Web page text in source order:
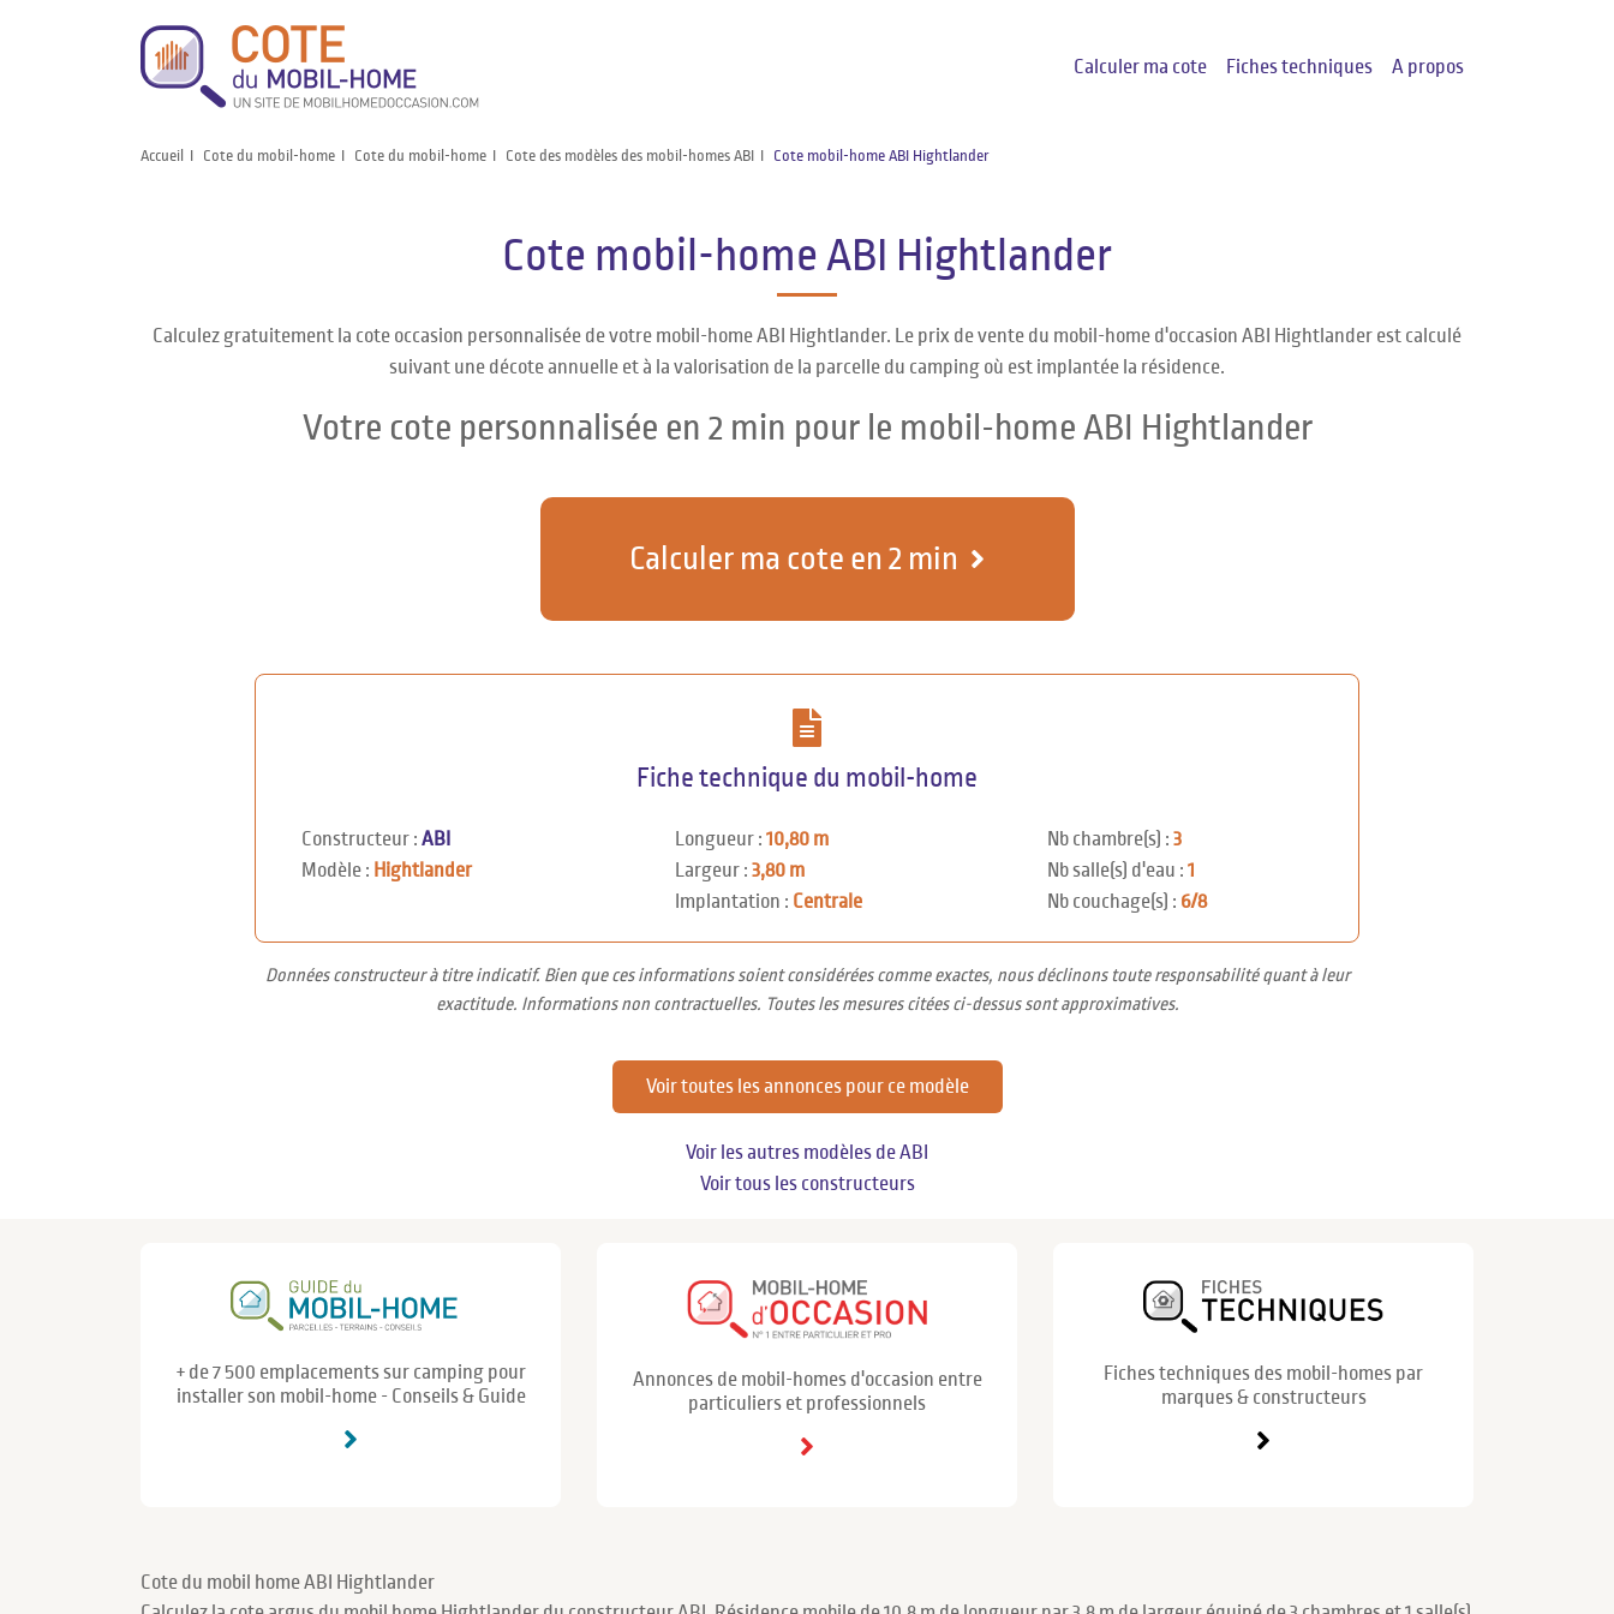
Calculer ma cote Fiches techniques A propos
Accueil Cote du mobil-home Cote du mobil-home Cote des modèles des mobil-homes ABI Cote mobil-home ABI Hightlander
Cote mobil-home ABI Hightlander
Calculez gratuitement la cote occasion personnalisée de votre mobil-home ABI Hightlander. Le prix de vente du mobil-home d'occasion ABI Hightlander est calculé
suivant une décote annuelle et à la valorisation de la parcelle du camping où est implantée la résidence.
Votre cote personnalisée en 2 min pour le mobil-home ABI Hightlander
Calculer ma cote en 2 min
Fiche technique du mobil-home
Constructeur : ABI
Modèle : Hightlander
Longueur : 10,80 m
Largeur : 3,80 m
Implantation : Centrale
Nb chambre(s) :3
Nb salle(s) d'eau :1
Nb couchage(s) : 6/8
Données constructeur à titre indicatif. Bien que ces informations soient considérées comme exactes, nous déclinons toute responsabilité quant à leur
exactitude. Informations non contractuelles. Toutes les mesures citées ci-dessus sont approximatives.
Voir toutes les annonces pour ce modèle
Voir les autres modèles de ABI
Voir tous les constructeurs
+ de 7 500 emplacements sur camping pour
installer son mobil-home - Conseils & Guide
Annonces de mobil-homes d'occasion entre
particuliers et professionnels
Fiches techniques des mobil-homes par
marques & constructeurs
Cote du mobil home ABI Hightlander